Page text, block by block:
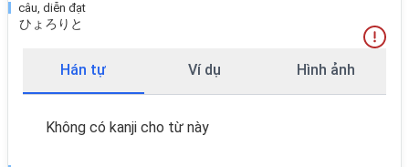
câu, diễn đạt
ひょろりと
Hán tự Ví dụ Hình ảnh
Không có kanji cho từ này